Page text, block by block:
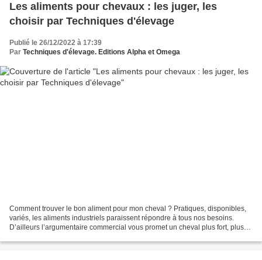
Les aliments pour chevaux : les juger, les
choisir par Techniques d'élevage
Publié le 26/12/2022 à 17:39
Par Techniques d'élevage. Editions Alpha et Omega
Comment trouver le bon aliment pour mon cheval ? Pratiques, disponibles,
variés, les aliments industriels paraissent répondre à tous nos besoins.
D’ailleurs l’argumentaire commercial vous promet un cheval plus fort, plus